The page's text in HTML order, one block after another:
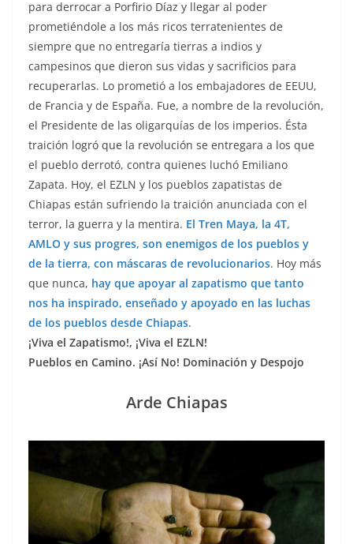
para derrocar a Porfirio Díaz y llegar al poder
prometiéndole a los más ricos terratenientes de
siempre que no entregaría tierras a indios y
campesinos que dieron sus vidas y sacrificios para
recuperarlas. Lo prometió a los embajadores de EEUU,
de Francia y de España. Fue, a nombre de la revolución,
el Presidente de las oligarquías de los imperios. Ésta
traición logró que la revolución se entregara a los que
el pueblo derrotó, contra quienes luchó Emiliano
Zapata. Hoy, el EZLN y los pueblos zapatistas de
Chiapas están sufriendo la traición anunciada con el
terror, la guerra y la mentira. El Tren Maya, la 4T,
AMLO y sus progres, son enemigos de los pueblos y
de la tierra, con máscaras de revolucionarios. Hoy más
que nunca, hay que apoyar al zapatismo que tanto
nos ha inspirado, enseñado y apoyado en las luchas
de los pueblos desde Chiapas.
¡Viva el Zapatismo!, ¡Viva el EZLN!
Pueblos en Camino. ¡Así No! Dominación y Despojo
Arde Chiapas